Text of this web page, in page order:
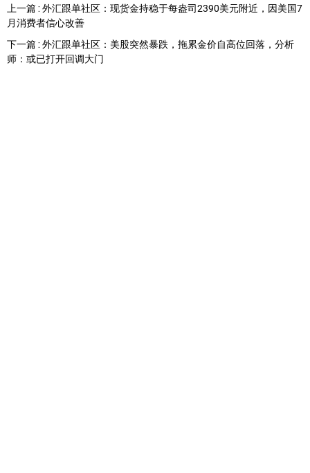
上一篇 : 外汇跟单社区：现货金持稳于每盎司2390美元附近，因美国7
月消费者信心改善
下一篇 : 外汇跟单社区：美股突然暴跌，拖累金价自高位回落，分析
师：或已打开回调大门